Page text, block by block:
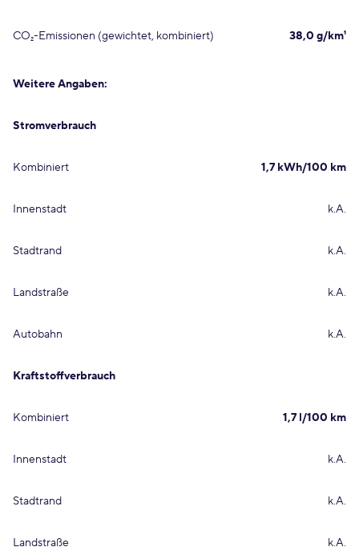
CO₂-Emissionen (gewichtet, kombiniert) 38,0 g/km¹
Weitere Angaben:
Stromverbrauch
Kombiniert 1,7 kWh/100 km
Innenstadt k.A.
Stadtrand k.A.
Landstraße k.A.
Autobahn k.A.
Kraftstoffverbrauch
Kombiniert 1,7 l/100 km
Innenstadt k.A.
Stadtrand k.A.
Landstraße k.A.